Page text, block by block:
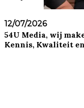
12/07/2026
54U Media, wij
Kennis, Kwaliteit